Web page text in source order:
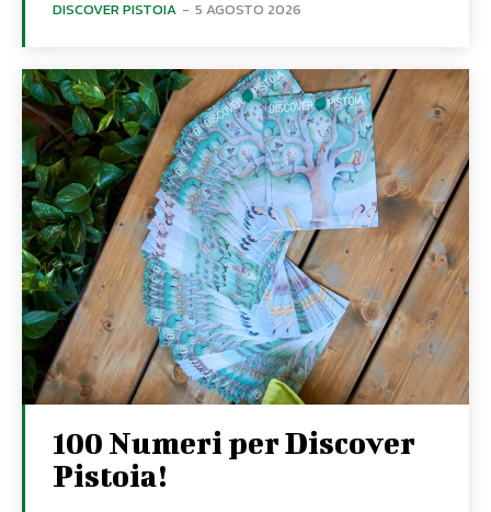
DISCOVER PISTOIA - 5 AGOSTO 2026
100 Numeri per Discover
Pistoia!